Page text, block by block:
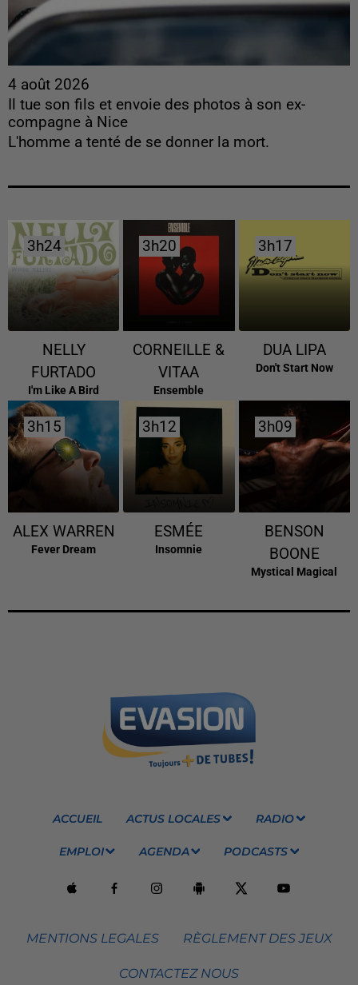
4 août 2026
Il tue son fils et envoie des photos à son ex-
compagne à Nice
L'homme a tenté de se donner la mort.
3h24
3h24
NELLY
FURTADO
I'm Like A Bird
3h20
3h20
CORNEILLE &
VITAA
Ensemble
3h17
3h17
DUA LIPA
Don't Start Now
3h15
3h15
ALEX WARREN
Fever Dream
3h12
3h12
ESMÉE
Insomnie
3h09
3h09
BENSON
BOONE
Mystical Magical
ACCUEIL ACTUS LOCALES RADIO
EMPLOI AGENDA PODCASTS
MENTIONS LEGALES RÈGLEMENT DES JEUX
CONTACTEZ NOUS